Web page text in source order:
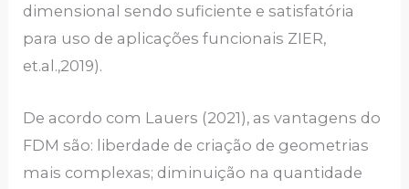
dimensional sendo suficiente e satisfatória
para uso de aplicações funcionais ZIER,
et.al.,2019).
De acordo com Lauers (2021), as vantagens do
FDM são: liberdade de criação de geometrias
mais complexas; diminuição na quantidade